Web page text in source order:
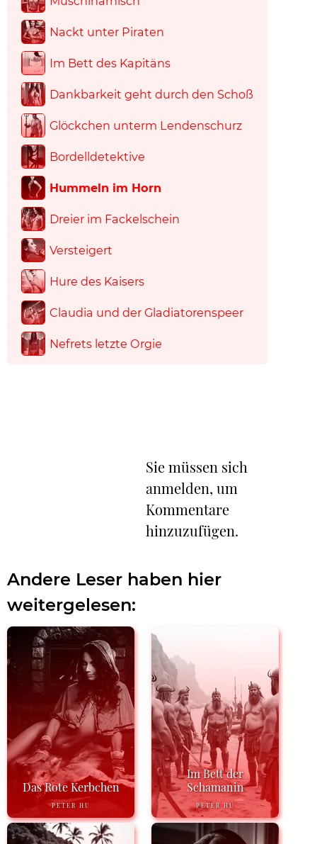
Nackt unter Piraten
Im Bett des Kapitäns
Dankbarkeit geht durch den Schoß
Glöckchen unterm Lendenschurz
Bordelldetektive
Hummeln im Horn
Dreier im Fackelschein
Versteigert
Hure des Kaisers
Claudia und der Gladiatorenspeer
Nefrets letzte Orgie
Sie müssen sich
anmelden, um
Kommentare
hinzuzufügen.
Andere Leser haben hier
weitergelesen:
Das Rote Kerbchen
PETER HU
Im Bett der
Schamanin
PETER HU